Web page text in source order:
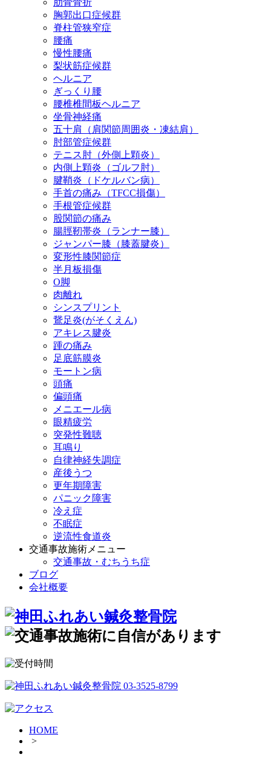
肋骨骨折
胸郭出口症候群
脊柱管狭窄症
腰痛
慢性腰痛
梨状筋症候群
ヘルニア
ぎっくり腰
腰椎椎間板ヘルニア
坐骨神経痛
五十肩（肩関節周囲炎・凍結肩）
肘部管症候群
テニス肘（外側上顆炎）
内側上顆炎（ゴルフ肘）
腱鞘炎（ドケルバン病）
手首の痛み（TFCC損傷）
手根管症候群
股関節の痛み
腸脛靭帯炎（ランナー膝）
ジャンパー膝（膝蓋腱炎）
変形性膝関節症
半月板損傷
O脚
肉離れ
シンスプリント
鵞足炎(がそくえん)
アキレス腱炎
踵の痛み
足底筋膜炎
モートン病
頭痛
偏頭痛
メニエール病
眼精疲労
突発性難聴
耳鳴り
自律神経失調症
産後うつ
更年期障害
パニック障害
冷え症
不眠症
逆流性食道炎
交通事故施術メニュー
交通事故・むちうち症
ブログ
会社概要
HOME
>